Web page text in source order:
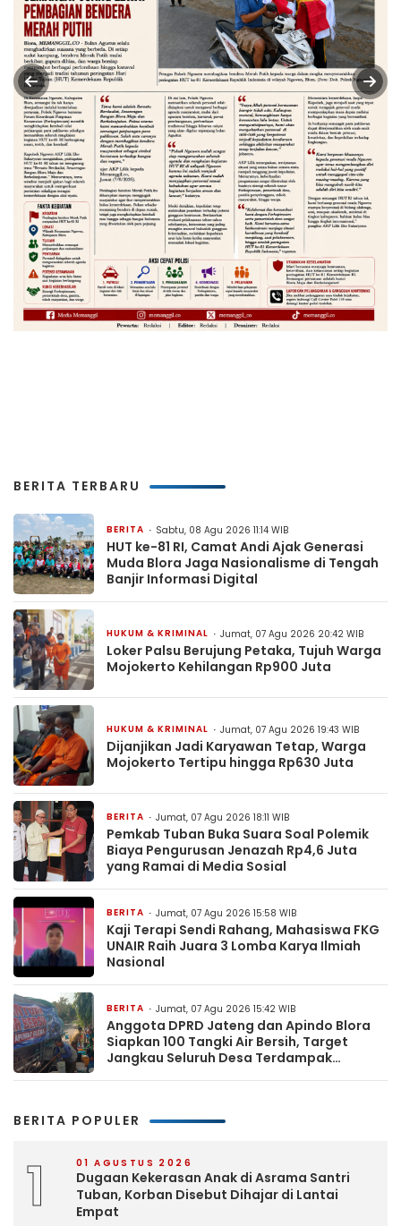
BERITA TERBARU
BERITA Sabtu, 08 Agu 2026 11:14 WIB
HUT ke-81 RI, Camat Andi Ajak Generasi
Muda Blora Jaga Nasionalisme di Tengah
Banjir Informasi Digital
HUKUM & KRIMINAL Jumat, 07 Agu 2026 20:42 WIB
Loker Palsu Berujung Petaka, Tujuh Warga
Mojokerto Kehilangan Rp900 Juta
HUKUM & KRIMINAL Jumat, 07 Agu 2026 19:43 WIB
Dijanjikan Jadi Karyawan Tetap, Warga
Mojokerto Tertipu hingga Rp630 Juta
BERITA Jumat, 07 Agu 2026 18:11 WIB
Pemkab Tuban Buka Suara Soal Polemik
Biaya Pengurusan Jenazah Rp4,6 Juta
yang Ramai di Media Sosial
BERITA Jumat, 07 Agu 2026 15:58 WIB
Kaji Terapi Sendi Rahang, Mahasiswa FKG
UNAIR Raih Juara 3 Lomba Karya Ilmiah
Nasional
BERITA Jumat, 07 Agu 2026 15:42 WIB
Anggota DPRD Jateng dan Apindo Blora
Siapkan 100 Tangki Air Bersih, Target
Jangkau Seluruh Desa Terdampak
BERITA POPULER
1 01 AGUSTUS 2026
Dugaan Kekerasan Anak di Asrama Santri
Tuban, Korban Disebut Dihajar di Lantai
Empat